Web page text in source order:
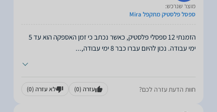
מוצר שנרכש:
ספסל פלסטיק מתקפל Mira
הזמנתי 12 ספסלי פלסטיק, כאשר נכתב כי זמן האספקה הוא עד 5
ימי עבודה. נכון להיום עברו כבר 8 ימי עבודה,
...
חוות הדעת עזרה לכם? עזרה (0) לא עזרה (0)